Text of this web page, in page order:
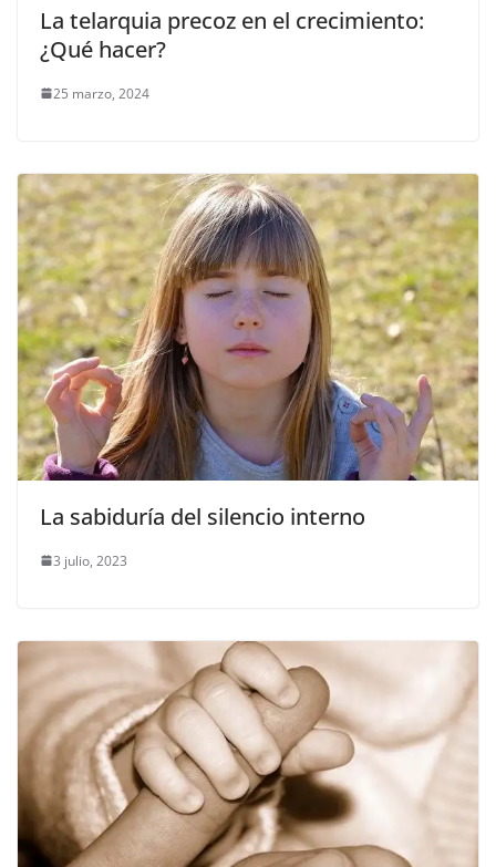
La telarquia precoz en el crecimiento:
¿Qué hacer?
25 marzo, 2024
La sabiduría del silencio interno
3 julio, 2023